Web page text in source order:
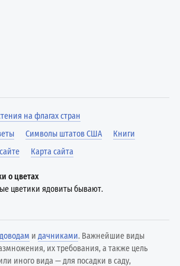
на флагах стран
Символы штатов США
Книги
Карта сайта
о цветах
цветики ядовиты бывают.
идачниками. Важнейшие виды
их требования, а также цель
иного вида — для посадки в саду,